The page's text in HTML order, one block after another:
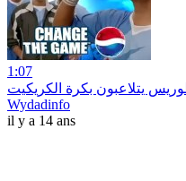
1:07
يتلاعبون بكرة الكريكيت
Wydadinfo
il y a 14 ans